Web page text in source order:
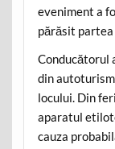
eveniment a
părăsit partea
Conducătorul
din
locului. Din
aparatul
cauza